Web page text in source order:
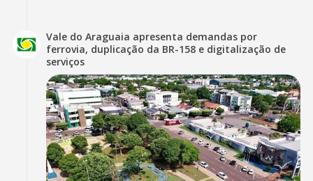
Vale do Araguaia apresenta demandas por
ferrovia, duplicação da BR-158 e digitalização de
serviços